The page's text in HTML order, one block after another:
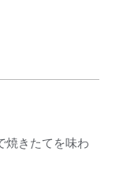
焼きたてを味わ